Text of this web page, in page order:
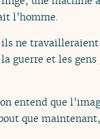
l’homme.
ne
guerre et les
entend que
que